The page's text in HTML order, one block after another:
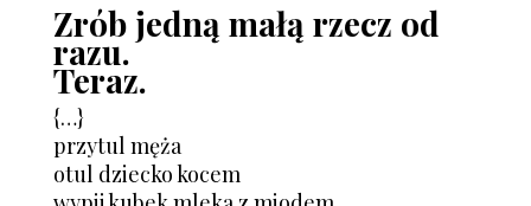
Zrób jedną małą rzecz od
razu.
Teraz.
{…}
przytul męża
otul dziecko kocem